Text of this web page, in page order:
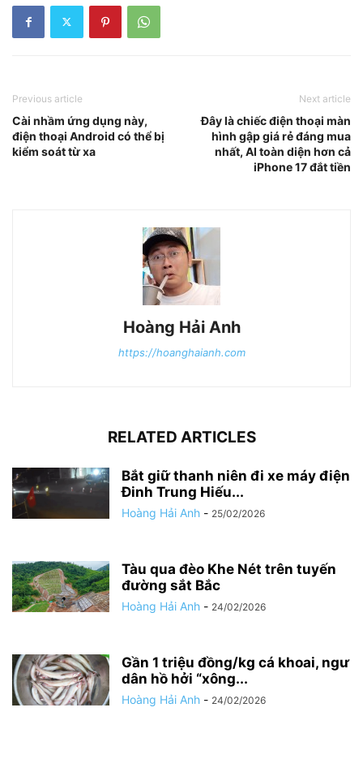
Previous article
Cài nhầm ứng dụng này,
điện thoại Android có thể bị
kiểm soát từ xa
Next article
Đây là chiếc điện thoại màn
hình gập giá rẻ đáng mua
nhất, AI toàn diện hơn cả
iPhone 17 đắt tiền
Hoàng Hải Anh
https://hoanghaianh.com
RELATED ARTICLES
Bắt giữ thanh niên đi xe máy điện
Đinh Trung Hiếu...
Hoàng Hải Anh - 25/02/2026
Tàu qua đèo Khe Nét trên tuyến
đường sắt Bắc
Hoàng Hải Anh - 24/02/2026
Gần 1 triệu đồng/kg cá khoai, ngư
dân hồ hởi “xông...
Hoàng Hải Anh - 24/02/2026